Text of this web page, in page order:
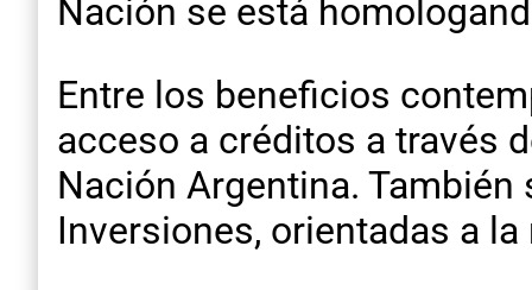
Nación se está
Entre los beneficios
acceso a créditos a través
Nación Argentina.
Inversiones, orientadas a